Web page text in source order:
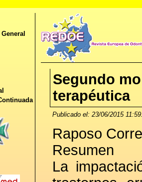
Segundo
terapéutica
Publicado el: 23/06/2015
Raposo
Resumen
La